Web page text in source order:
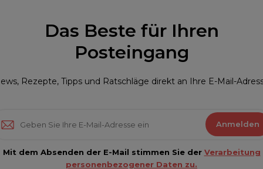
Das Beste für Ihren
Posteingang
Rezepte, Tipps und Ratschläge direkt an Ihre E-Mail-
Anmelden
Mit dem Absenden der E-Mail stimmen Sie der Verarbeitung
personenbezogener Daten zu.